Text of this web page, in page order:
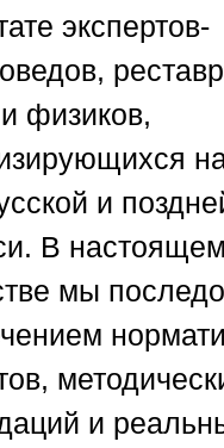
экспертов-
физиков,
и
В настоящем
мы
и